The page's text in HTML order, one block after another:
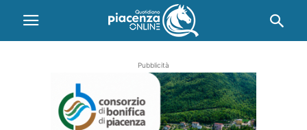
Pubblicità